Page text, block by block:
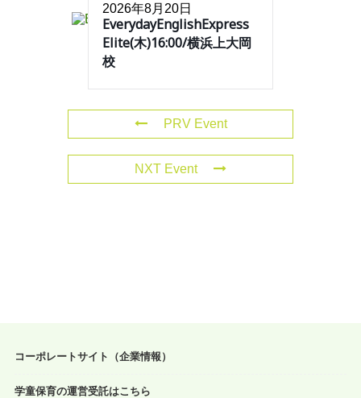
2026年8月20日
EverydayEnglishExpress
Elite(木)16:00/横浜上大岡
校
PRV Event
NXT Event
コーポレートサイト（企業情報）
学童保育の運営受託はこちら